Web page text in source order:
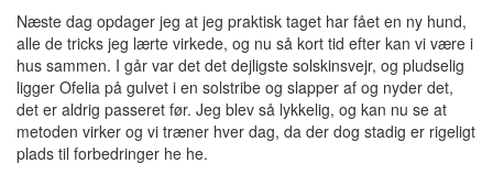
Næste dag opdager jeg at jeg praktisk taget har fået en ny hund,
alle de tricks jeg lærte virkede, og nu så kort tid efter kan vi være i
hus sammen. I går var det det dejligste solskinsvejr, og pludselig
ligger Ofelia på gulvet i en solstribe og slapper af og nyder det,
det er aldrig passeret før. Jeg blev så lykkelig, og kan nu se at
metoden virker og vi træner hver dag, da der dog stadig er rigeligt
plads til forbedringer he he.